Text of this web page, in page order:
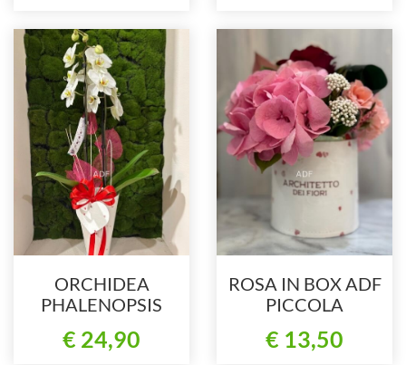
ORCHIDEA
PHALENOPSIS
€ 24,90
ROSA IN BOX ADF
PICCOLA
€ 13,50